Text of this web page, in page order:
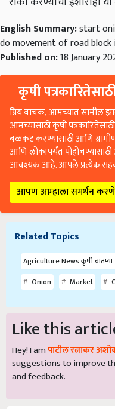
do movement of road block
Published on:18 January
कृषी
प्रिय वाचक, आमच्यात सामील
आमच्यासाठी कृषी
बळकट करण्यासाठी आणि
आणि लोकांपर्यंत
आवश्यक आहे. आपले प्रत्येक
आपण आम्हाला समर्थन
Onion
Market
Like this
Hey! I amपाटील रत्नाकर
suggestions to improve
and feedback.